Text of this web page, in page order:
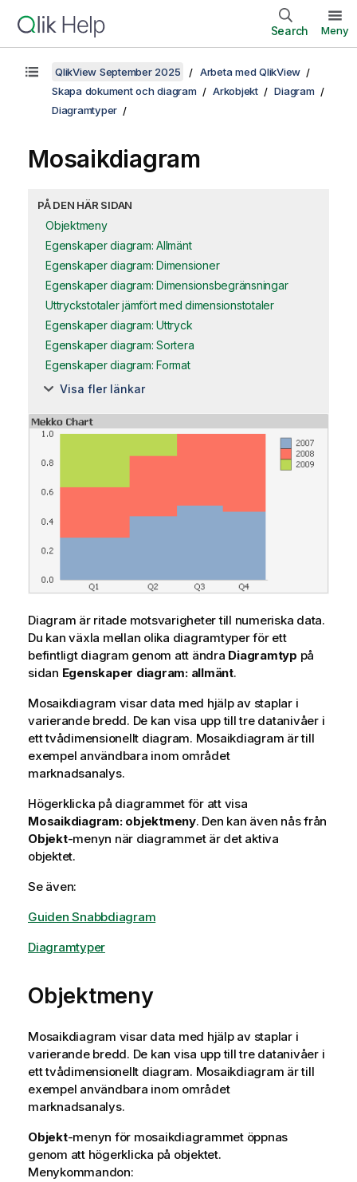
Search Meny
QlikView September 2025
Arbeta med QlikView
Skapa dokument och diagram
Arkobjekt
Diagram
Diagramtyper
Mosaikdiagram
PÅ DEN HÄR SIDAN
Objektmeny
Egenskaper diagram: Allmänt
Egenskaper diagram: Dimensioner
Egenskaper diagram: Dimensionsbegränsningar
Uttryckstotaler jämfört med dimensionstotaler
Egenskaper diagram: Uttryck
Egenskaper diagram: Sortera
Egenskaper diagram: Format
Visa fler länkar
Diagram är ritade motsvarigheter till numeriska data.
Du kan växla mellan olika diagramtyper för ett
befintligt diagram genom att ändra Diagramtyp på
sidan Egenskaper diagram: allmänt.
Mosaikdiagram visar data med hjälp av staplar i
varierande bredd. De kan visa upp till tre datanivåer i
ett tvådimensionellt diagram. Mosaikdiagram är till
exempel användbara inom området
marknadsanalys.
Högerklicka på diagrammet för att visa
Mosaikdiagram: objektmeny. Den kan även nås från
Objekt-menyn när diagrammet är det aktiva
objektet.
Se även:
Guiden Snabbdiagram
Diagramtyper
Objektmeny
Mosaikdiagram visar data med hjälp av staplar i
varierande bredd. De kan visa upp till tre datanivåer i
ett tvådimensionellt diagram. Mosaikdiagram är till
exempel användbara inom området
marknadsanalys.
Objekt-menyn för mosaikdiagrammet öppnas
genom att högerklicka på objektet.
Menykommandon: